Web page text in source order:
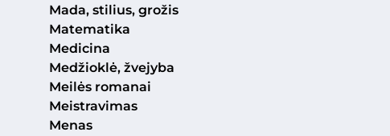
Mada, stilius, grožis
Matematika
Medicina
Medžioklė, žvejyba
Meilės romanai
Meistravimas
Menas